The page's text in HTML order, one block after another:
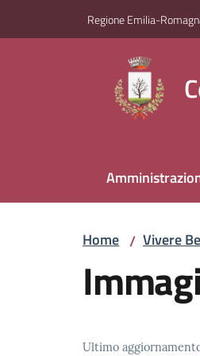
Regione Emilia-
Home / Vivere
Ultimo